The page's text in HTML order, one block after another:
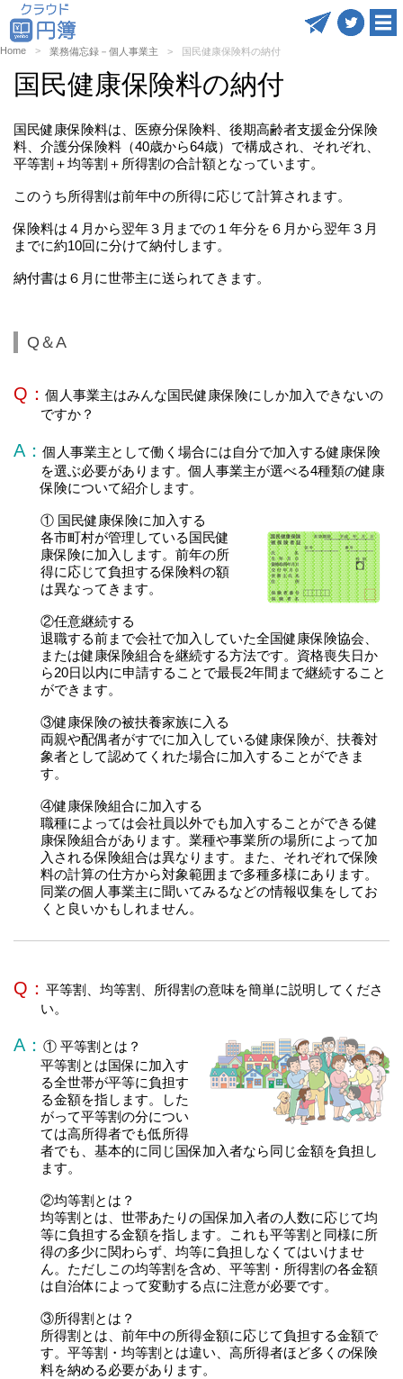
Home 業務備忘録－個人事業主 国民健康保険料の納付
国民健康保険料の納付
国民健康保険料は、医療分保険料、後期高齢者支援金分保険
料、介護分保険料（40歳から64歳）で構成され、それぞれ、
平等割＋均等割＋所得割の合計額となっています。
このうち所得割は前年中の所得に応じて計算されます。
保険料は４月から翌年３月までの１年分を６月から翌年３月
までに約10回に分けて納付します。
納付書は６月に世帯主に送られてきます。
Q＆A
Q：個人事業主はみんな国民健康保険にしか加入できないの
ですか？
A：個人事業主として働く場合には自分で加入する健康保険
を選ぶ必要があります。個人事業主が選べる4種類の健康
保険について紹介します。
① 国民健康保険に加入する
各市町村が管理している国民健
康保険に加入します。前年の所
得に応じて負担する保険料の額
は異なってきます。
②任意継続する
退職する前まで会社で加入していた全国健康保険協会、
または健康保険組合を継続する方法です。資格喪失日か
ら20日以内に申請することで最長2年間まで継続すること
ができます。
③健康保険の被扶養家族に入る
両親や配偶者がすでに加入している健康保険が、扶養対
象者として認めてくれた場合に加入することができま
す。
④健康保険組合に加入する
職種によっては会社員以外でも加入することができる健
康保険組合があります。業種や事業所の場所によって加
入される保険組合は異なります。また、それぞれで保険
料の計算の仕方から対象範囲まで多種多様にあります。
同業の個人事業主に聞いてみるなどの情報収集をしてお
くと良いかもしれません。
Q： 平等割、均等割、所得割の意味を簡単に説明してくださ
い。
A： ① 平等割とは？
平等割とは国保に加入す
る全世帯が平等に負担す
る金額を指します。した
がって平等割の分につい
ては高所得者でも低所得
者でも、基本的に同じ国保加入者なら同じ金額を負担し
ます。
②均等割とは？
均等割とは、世帯あたりの国保加入者の人数に応じて均
等に負担する金額を指します。これも平等割と同様に所
得の多少に関わらず、均等に負担しなくてはいけませ
ん。ただしこの均等割を含め、平等割・所得割の各金額
は自治体によって変動する点に注意が必要です。
③所得割とは？
所得割とは、前年中の所得金額に応じて負担する金額で
す。平等割・均等割とは違い、高所得者ほど多くの保険
料を納める必要があります。